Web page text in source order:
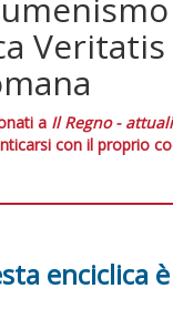
Veritatis
a Il Regno -
con il proprio
enciclica